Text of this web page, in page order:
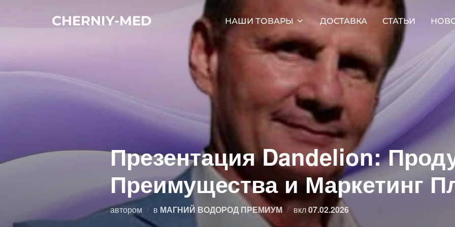
CHERNIY-MED НАШИ ТОВАРЫ ДОСТАВКА СТАТЬИ
Презентация Dandelion:
Преимущества и Маркетинг
автором в МАГНИЙ ВОДОРОД ПРЕМИУМ вклОпубликовано
07.02.2026